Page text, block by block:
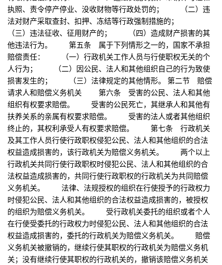
执照、责令停产停业、没收财物等行政处罚的； （二）违
法对财产采取查封、扣押、冻结等行政强制措施的；
（三）违法征收、征用财产的； （四）造成财产损害的其
他违法行为。 第五条 属于下列情形之一的，国家不承担
赔偿责任： （一）行政机关工作人员与行使职权无关的个
人行为； （二）因公民、法人和其他组织自己的行为致使
损害发生的； （三）法律规定的其他情形。 第二节 赔偿
请求人和赔偿义务机关 第六条 受害的公民、法人和其他
组织有权要求赔偿。 受害的公民死亡，其继承人和其他有
扶养关系的亲属有权要求赔偿。 受害的法人或者其他组织
终止的，其权利承受人有权要求赔偿。 第七条 行政机关
及其工作人员行使行政职权侵犯公民、法人和其他组织的合法
权益造成损害的，该行政机关为赔偿义务机关。 两个以上
行政机关共同行使行政职权时侵犯公民、法人和其他组织的合
法权益造成损害的，共同行使行政职权的行政机关为共同赔偿
义务机关。 法律、法规授权的组织在行使授予的行政权力
时侵犯公民、法人和其他组织的合法权益造成损害的，被授权
的组织为赔偿义务机关。 受行政机关委托的组织或者个人
在行使受委托的行政权力时侵犯公民、法人和其他组织的合法
权益造成损害的，委托的行政机关为赔偿义务机关。 赔偿
义务机关被撤销的，继续行使其职权的行政机关为赔偿义务机
关；没有继续行使其职权的行政机关的，撤销该赔偿义务机关